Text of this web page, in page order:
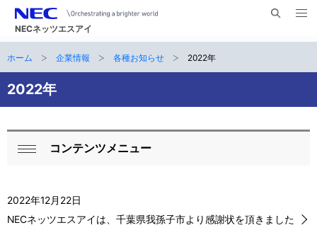
NECネッツエスアイ
内
メ
ナ
ビ
ゲ
ー
ン
サ
イ
現
在
ホーム 企業情報 各種お知らせ 2022年
2022年
ロ
カる
コンテンツメニュー
2022年12月22日
NECネッツエスアイは、千葉県我孫子市より感謝状を頂きました